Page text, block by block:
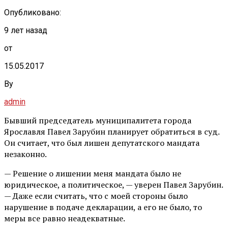
Опубликовано:
9 лет назад
от
15.05.2017
By
admin
Бывший председатель муниципалитета города
Ярославля Павел Зарубин планирует обратиться в суд.
Он считает, что был лишен депутатского мандата
незаконно.
— Решение о лишении меня мандата было не
юридическое, а политическое, — уверен Павел Зарубин.
— Даже если считать, что с моей стороны было
нарушение в подаче декларации, а его не было, то
меры все равно неадекватные.